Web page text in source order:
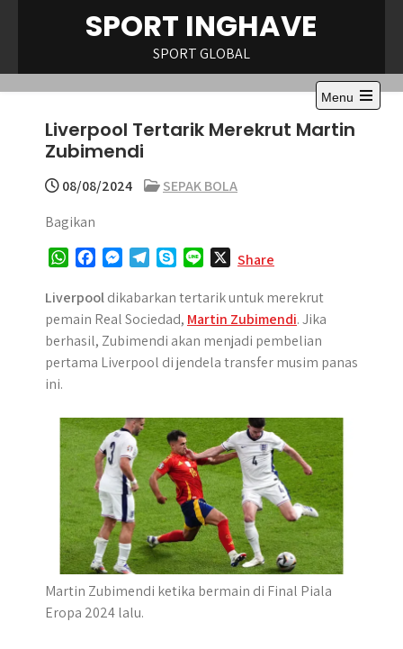
SPORT INGHAVE
SPORT GLOBAL
Menu
Open
the
main
Liverpool Tertarik Merekrut Martin
Zubimendi
08/08/2024
SEPAK BOLA
Bagikan
W
a
t
s
A
c
e
b
o
s
s
e
n
r
l
e
g
r
y
p
e
n
e
Share
Liverpooldikabarkan tertarik untuk merekrut
pemain Real Sociedad, Martin Zubimendi. Jika
berhasil, Zubimendi akan menjadi pembelian
pertama Liverpool di jendela transfer musim panas
ini.
Martin Zubimendi ketika bermain di Final Piala
Eropa 2024 lalu.